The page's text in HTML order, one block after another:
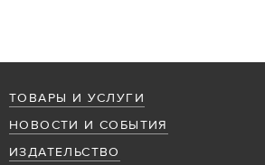
ТОВАРЫ И УСЛУГИ
НОВОСТИ И СОБЫТИЯ
ИЗДАТЕЛЬСТВО